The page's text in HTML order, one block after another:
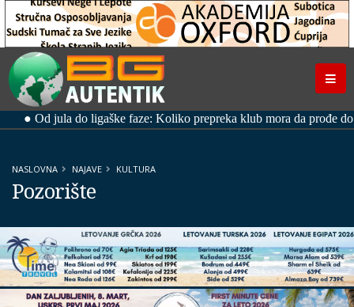
NASLOVNA NAJAVE KULTURA
Pozorište